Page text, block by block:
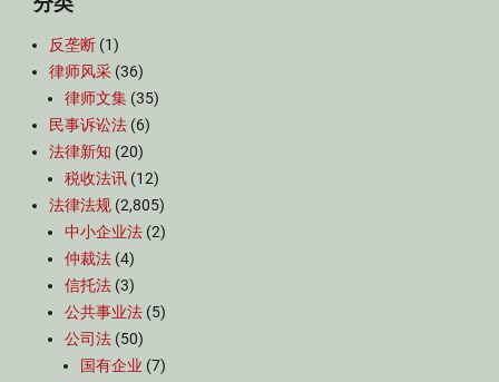
反垄断 (1)
律师风采 (36)
律师文集 (35)
民事诉讼法 (6)
法律新知 (20)
税收法讯 (12)
法律法规 (2,805)
中小企业法 (2)
仲裁法 (4)
信托法 (3)
公共事业法 (5)
公司法 (50)
国有企业 (7)